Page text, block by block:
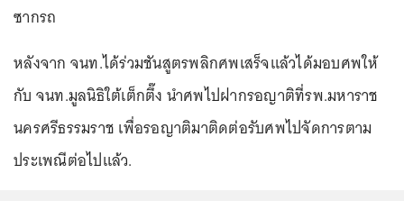
ซากรถ
หลังจาก จนท.ได้ร่วมชันสูตรพลิกศพเสร็จแล้วได้มอบศพให้
กับ จนท.มูลนิธิใต้เต็กตึ๊ง นำศพไปฝากรอญาติที่รพ.มหาราช
นครศรีธรรมราช เพื่อรอญาติมาติดต่อรับศพไปจัดการตาม
ประเพณีต่อไปแล้ว.